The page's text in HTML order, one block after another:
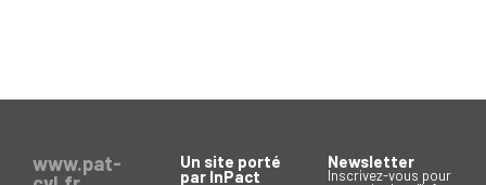
www.pat-
Un site porté
par InPact
Newsletter
Inscrivez-vous pour